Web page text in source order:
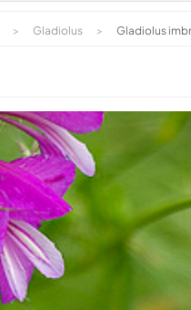
> Gladiolus > Gladiolus